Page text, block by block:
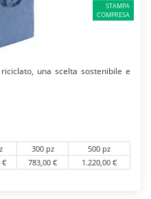
STAMPA
COMPRESA
una scelta sostenibile e
300 pz
500 pz
€ 783,00 € 1.220,00 €